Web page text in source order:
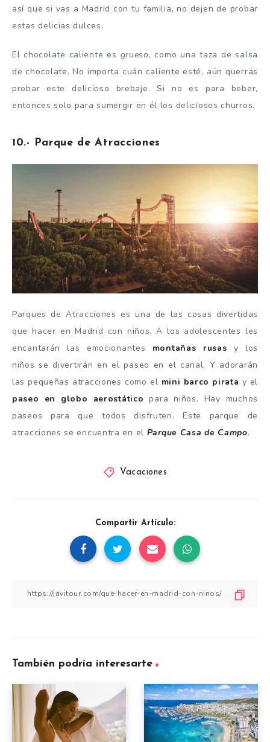
así que si vas a Madrid con tu familia, no dejen de probar
estas delicias dulces.
El chocolate caliente es grueso, como una taza de salsa
de chocolate. No importa cuán caliente esté, aún querrás
probar este delicioso brebaje. Si no es para beber,
entonces solo para sumergir en él los deliciosos churros.
10.- Parque de Atracciones
Parques de Atracciones es una de las cosas divertidas
que hacer en Madrid con niños. A los adolescentes les
encantarán las emocionantes montañas rusas y los
niños se divertirán en el paseo en el canal. Y adorarán
las pequeñas atracciones como el mini barco pirata y el
paseo en globo aerostático para niños. Hay muchos
paseos para que todos disfruten. Este parque de
atracciones se encuentra en el Parque Casa de Campo.
Vacaciones
Compartir Artículo:
También podría interesarte